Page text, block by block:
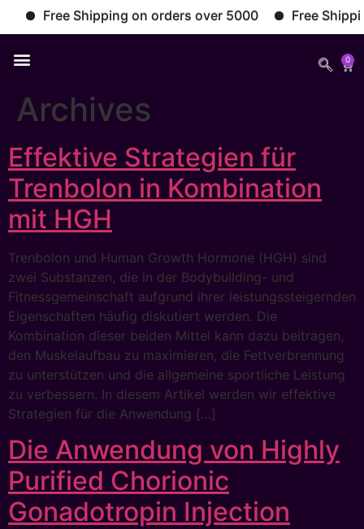
Free Shipping on orders over 5000 Free
0
Archives
Effektive Strategien für
Trenbolon in Kombination
mit HGH
Trenbolon und Human Growth Hormone (HGH) sind
zwei Substanzen, die in der Bodybuilding- und
Fitnessgemeinschaft aufgrund ihrer leistungssteigernden
Eigenschaften häufig diskutiert werden. Die
Kombination dieser beiden Mittel kann dazu beitragen,
den Muskelaufbau zu maximieren, die Fettverbrennung
zu unterstützen und die allgemeine sportliche Leistung
zu verbessern. In diesem Artikel werden wir effektive
Strategien für die Anwendung […]
Die Anwendung von Highly
Purified Chorionic
Gonadotropin Injection